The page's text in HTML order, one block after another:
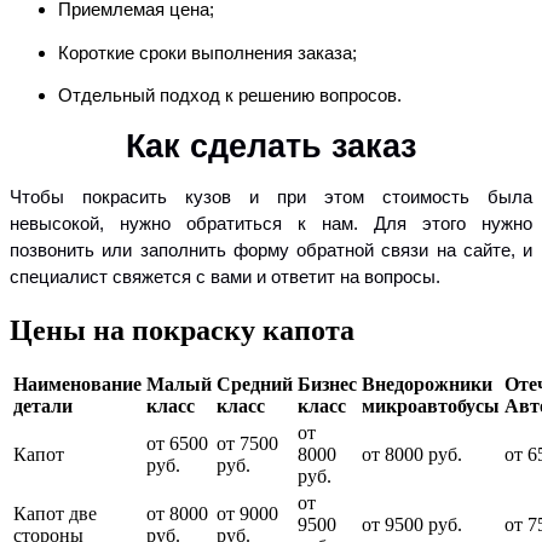
Приемлемая цена;
Короткие сроки выполнения заказа;
Отдельный подход к решению вопросов.
Как сделать заказ
Чтобы покрасить кузов и при этом стоимость была
невысокой, нужно обратиться к нам. Для этого нужно
позвонить или заполнить форму обратной связи на сайте, и
специалист свяжется с вами и ответит на вопросы.
Цены на покраску капота
Наименование
детали
Малый
класс
Средний
класс
Бизнес
класс
Внедорожники
микроавтобусы
Капот
от 6500
руб.
от 7500
руб.
от
8000
руб.
от 8000 руб. от
Капот две
стороны
от 8000
руб.
от 9000
руб.
от
9500
от 9500 руб. от